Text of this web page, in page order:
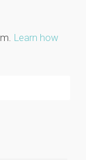
Learn how